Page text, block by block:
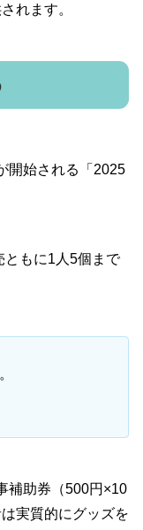
れます。
開始される「2025
ともに1人5個まで
補助券（500円×10
実質的にグッズを